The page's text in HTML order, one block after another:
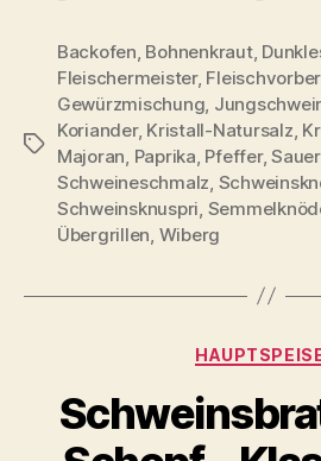
Schlagwörter
Backofen, Bohnenkraut,
Fleischermeister,
Gewürzmischung,
Koriander, Kristall-Natursalz,
Majoran, Paprika, Pfeffer,
Schweineschmalz,
Schweinsknuspri,
Übergrillen, Wiberg